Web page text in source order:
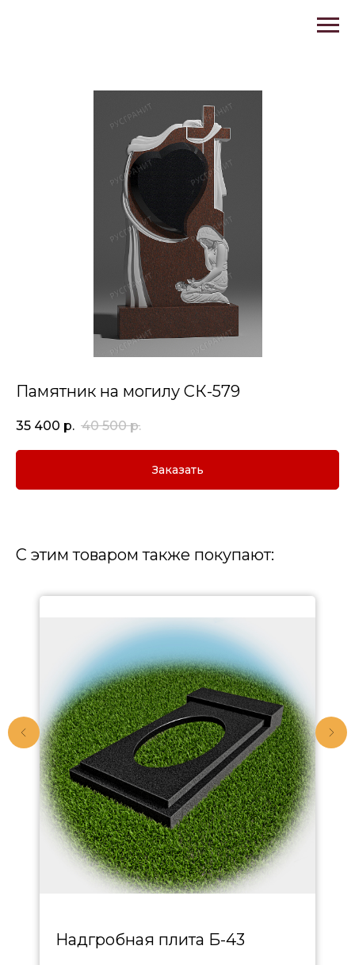
Памятник на могилу СК-579
35 400 р. 40 500 р.
Заказать
С этим товаром также покупают:
Надгробная плита Б-43